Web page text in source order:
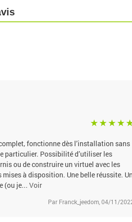
fonctionne dès l’installation sans
particulier. Possibilité d’utiliser les
ou de construire un virtuel avec les
mises à disposition. Une belle réussite.
(ou je... Voir
Par Franck_jeedom, 04/11/